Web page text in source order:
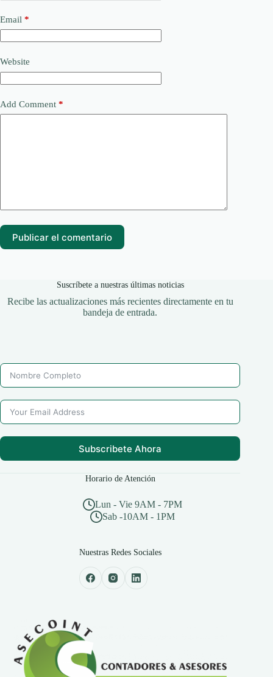
Email *
Website
Add Comment *
Publicar el comentario
Suscríbete a nuestras últimas noticias
Recibe las actualizaciones más recientes directamente en tu
bandeja de entrada.
Subscribete Ahora
Horario de Atención
Lun - Vie 9AM - 7PM
Sab -10AM - 1PM
Nuestras Redes Sociales